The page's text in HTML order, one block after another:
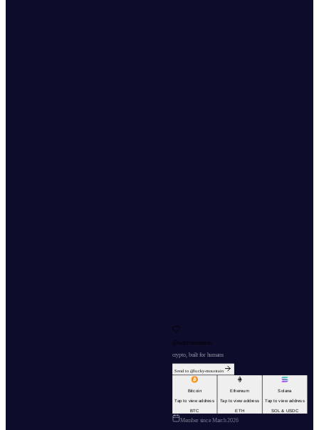
@lucky-mountain
crypto, built for humans
Send to @lucky-mountain
Bitcoin
Tap to view address
BTC
Ethereum
Tap to view address
ETH
Solana
Tap to view address
SOL & USDC
Member sinceMarch 2026